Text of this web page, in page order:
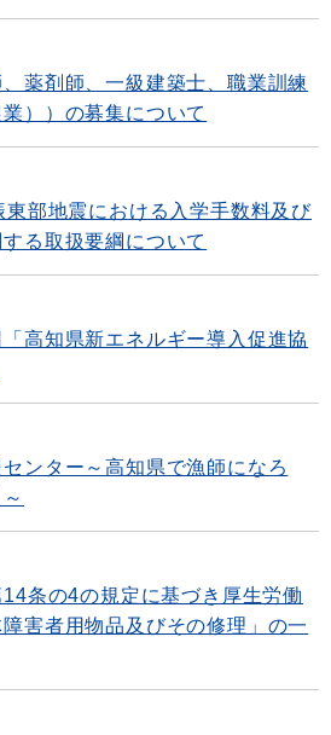
薬剤師、一級建築士、職業訓練
））の募集について
部地震における入学手数料及び
る取扱要綱について
高知県新エネルギー導入促進協
ンター～高知県で漁師になろ
14条の4の規定に基づき厚生労働
害者用物品及びその修理」の一